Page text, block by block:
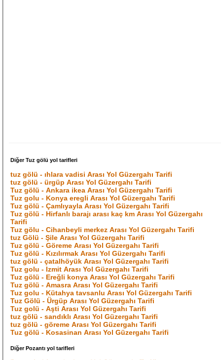
Diğer Tuz gölü yol tarifleri
tuz gölü - ıhlara vadisi Arası Yol Güzergahı Tarifi
tuz gölü - ürgüp Arası Yol Güzergahı Tarifi
Tuz gölü - Ankara ikea Arası Yol Güzergahı Tarifi
Tuz golu - Konya eregli Arası Yol Güzergahı Tarifi
Tuz gölü - Çamlıyayla Arası Yol Güzergahı Tarifi
Tuz gölü - Hirfanlı barajı arası kaç km Arası Yol Güzergahı
Tarifi
Tuz gölu - Cihanbeyli merkez Arası Yol Güzergahı Tarifi
tuz Gölü - Şile Arası Yol Güzergahı Tarifi
Tuz gölü - Göreme Arası Yol Güzergahı Tarifi
Tuz gölü - Kızılırmak Arası Yol Güzergahı Tarifi
tuz gölü - çatalhöyük Arası Yol Güzergahı Tarifi
Tuz golu - Izmit Arası Yol Güzergahı Tarifi
Tuz gölü - Ereğli konya Arası Yol Güzergahı Tarifi
Tuz gölü - Amasra Arası Yol Güzergahı Tarifi
Tuz golu - Kütahya tavsanlu Arası Yol Güzergahı Tarifi
Tuz Gölü - Ürgüp Arası Yol Güzergahı Tarifi
Tuz golü - Aşti Arası Yol Güzergahı Tarifi
tuz gölü - sandıklı Arası Yol Güzergahı Tarifi
tuz gölü - göreme Arası Yol Güzergahı Tarifi
Tuz gölü - Kosasinan Arası Yol Güzergahı Tarifi
Diğer Pozantı yol tarifleri